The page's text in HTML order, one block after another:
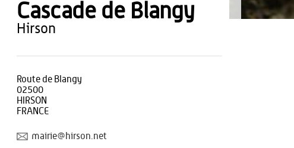
Cascade de Blangy
hirson
Route de Blangy
02500
HIRSON
FRANCE
mairie@hirson.net